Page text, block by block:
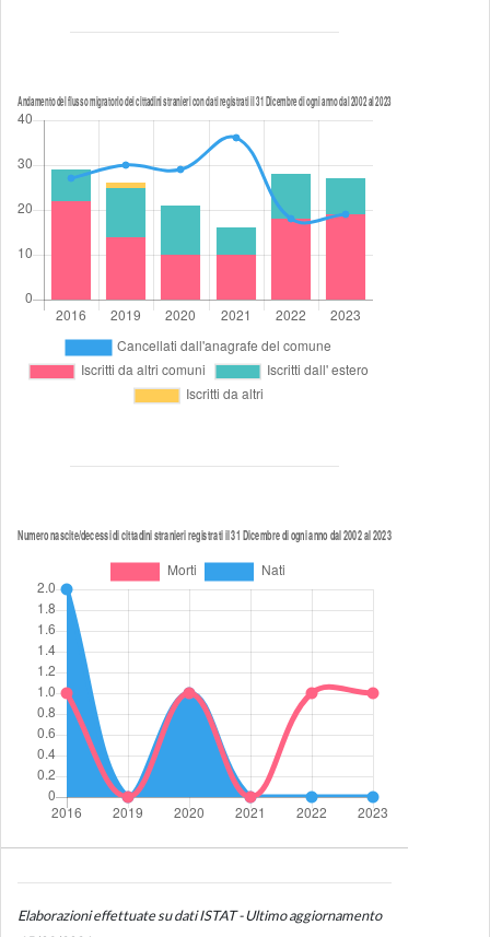
Elaborazioni effettuate su dati ISTAT - Ultimo aggiornamento